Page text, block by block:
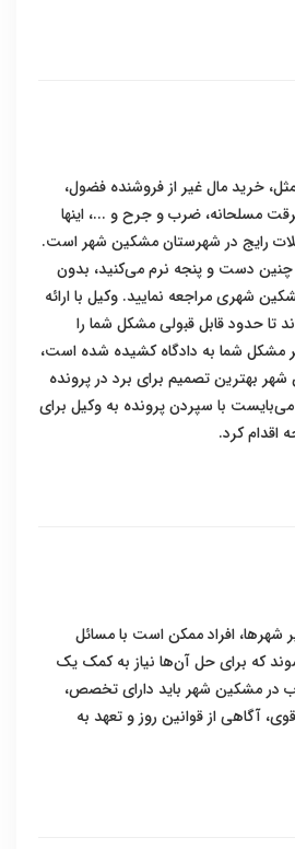
خرید مال غیر از فروشنده فضول،
مسلحانه، ضرب و جرح و ...، اینها
رایج در شهرستان مشکین شهر است.
چنین دست و پنجه نرم می‌کنید، بدون
شهری مراجعه نمایید. وکیل با ارائه
تا حدود قابل قبولی مشکل شما را
مشکل شما به دادگاه کشیده شده است،
بهترین تصمیم برای برد در پرونده
با سپردن پرونده به وکیل برای
اقدام کرد.
شهرها، افراد ممکن است با مسائل
که برای حل آن‌ها نیاز به کمک یک
در مشکین شهر باید دارای تخصص،
آگاهی از قوانین روز و تعهد به